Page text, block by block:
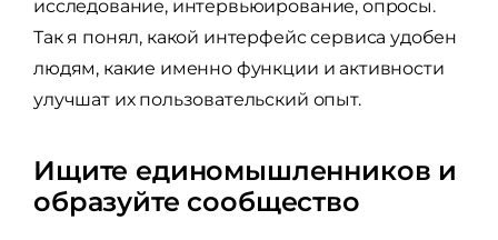
исследование, интервьюирование, опросы.
Так я понял, какой интерфейс сервиса удобен
людям, какие именно функции и активности
улучшат их пользовательский опыт.
Ищите единомышленников и
образуйте сообщество